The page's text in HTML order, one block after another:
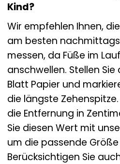
Kind?
Wir empfehlen Ihnen,
am besten
messen, da Füße im
anschwellen. Stellen Sie
Blatt Papier und
die längste
die Entfernung in
Sie diesen Wert mit
um die passende
Berücksichtigen Sie